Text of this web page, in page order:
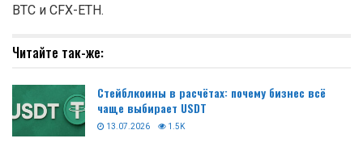
BTC и CFX-ETH.
Читайте так-же:
Стейблкоины в расчётах: почему бизнес всё
чаще выбирает USDT
13.07.2026 1.5K